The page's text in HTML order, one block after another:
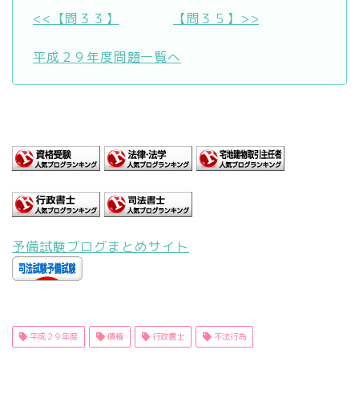
<<【問３３】 【問３５】>>
平成２９年度問題一覧へ
予備試験ブログまとめサイト
平成２９年度 債権 行政書士 不法行為